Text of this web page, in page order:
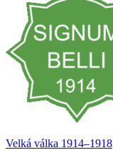
Velká válka 1914–⁠⁠⁠⁠⁠⁠1918